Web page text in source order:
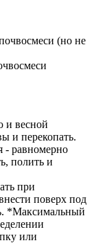
(но не
и весной
и перекопать.
- равномерно
полить и
при
поверх под
*Максимальный
или